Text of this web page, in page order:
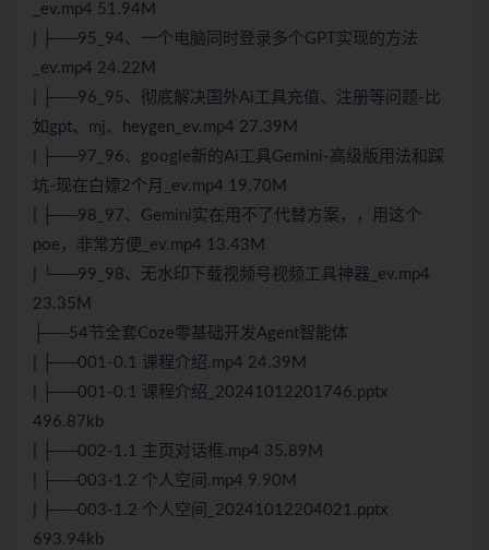
_ev.mp4 51.94M
| ├──95_94、一个电脑同时登录多个GPT实现的方法
_ev.mp4 24.22M
| ├──96_95、彻底解决国外Ai工具充值、注册等问题-比
如gpt、mj、heygen_ev.mp4 27.39M
| ├──97_96、google新的Ai工具Gemini-高级版用法和踩
坑-现在白嫖2个月_ev.mp4 19.70M
| ├──98_97、Gemini实在用不了代替方案，，用这个
poe，非常方便_ev.mp4 13.43M
| └──99_98、无水印下载视频号视频工具神器_ev.mp4
23.35M
├──54节全套Coze零基础开发Agent智能体
| ├──001-0.1 课程介绍.mp4 24.39M
| ├──001-0.1 课程介绍_20241012201746.pptx
496.87kb
| ├──002-1.1 主页对话框.mp4 35.89M
| ├──003-1.2 个人空间.mp4 9.90M
| ├──003-1.2 个人空间_20241012204021.pptx
693.94kb